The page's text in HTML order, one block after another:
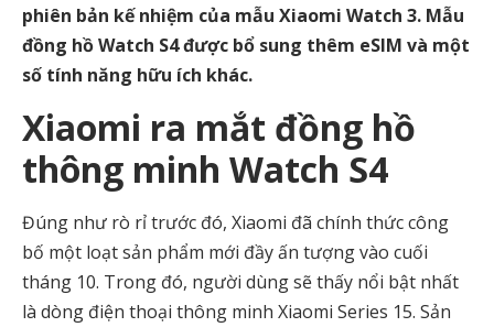
phiên bản kế nhiệm của mẫu Xiaomi Watch 3. Mẫu
đồng hồWatch S4được bổ sung thêm eSIM và một
số tính năng hữu ích khác.
Xiaomi ra mắt đồng hồ
thông minh Watch S4
Đúng như rò rỉ trước đó, Xiaomi đã chính thức công
bố một loạt sản phẩm mới đầy ấn tượng vào cuối
tháng 10. Trong đó, người dùng sẽ thấy nổi bật nhất
là dòng điện thoại thông minh Xiaomi Series 15. Sản